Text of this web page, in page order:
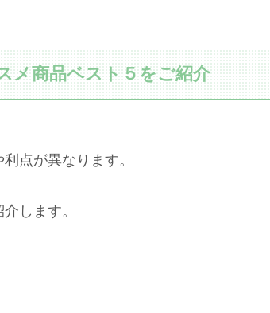
メ商品ベスト５をご紹介
点が異なります。
します。